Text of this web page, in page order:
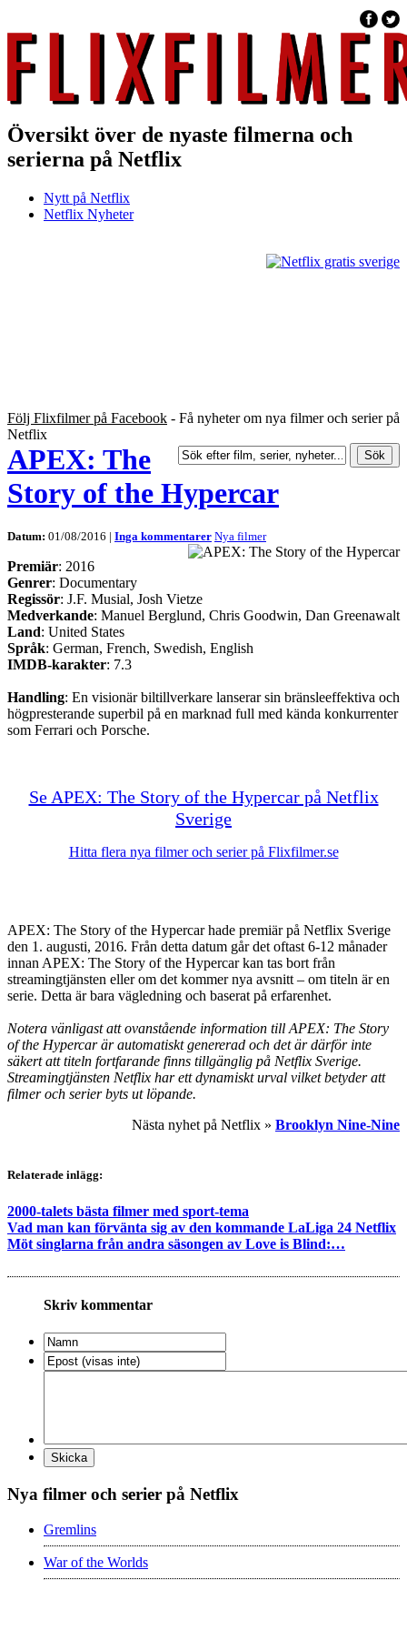
Översikt över de nyaste filmerna och
serierna på Netflix
Nytt på Netflix
Netflix Nyheter
Följ Flixfilmer på Facebook - Få nyheter om nya filmer och serier på
Netflix
APEX: The
Story of the Hypercar
Datum: 01/08/2016 | Inga kommentarer Nya filmer
Premiär: 2016
Genrer: Documentary
Regissör: J.F. Musial, Josh Vietze
Medverkande: Manuel Berglund, Chris Goodwin, Dan Greenawalt
Land: United States
Språk: German, French, Swedish, English
IMDB-karakter: 7.3
Handling: En visionär biltillverkare lanserar sin bränsleeffektiva och
högpresterande superbil på en marknad full med kända konkurrenter
som Ferrari och Porsche.
Se APEX: The Story of the Hypercar på Netflix
Sverige
Hitta flera nya filmer och serier på Flixfilmer.se
APEX: The Story of the Hypercar hade premiär på Netflix Sverige
den 1. augusti, 2016. Från detta datum går det oftast 6-12 månader
innan APEX: The Story of the Hypercar kan tas bort från
streamingtjänsten eller om det kommer nya avsnitt – om titeln är en
serie. Detta är bara vägledning och baserat på erfarenhet.
Notera vänligast att ovanstående information till APEX: The Story
of the Hypercar är automatiskt genererad och det är därför inte
säkert att titeln fortfarande finns tillgänglig på Netflix Sverige.
Streamingtjänsten Netflix har ett dynamiskt urval vilket betyder att
filmer och serier byts ut löpande.
Nästa nyhet på Netflix » Brooklyn Nine-Nine
Relaterade inlägg:
2000-talets bästa filmer med sport-tema
Vad man kan förvänta sig av den kommande LaLiga 24 Netflix
Möt singlarna från andra säsongen av Love is Blind:…
Skriv kommentar
Nya filmer och serier på Netflix
Gremlins
War of the Worlds